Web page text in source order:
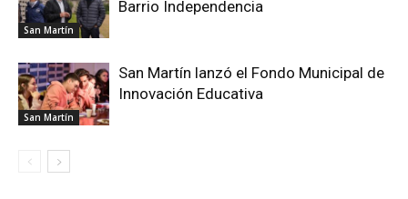
San Martín
Barrio Independencia
San Martín
San Martín lanzó el Fondo Municipal de
Innovación Educativa